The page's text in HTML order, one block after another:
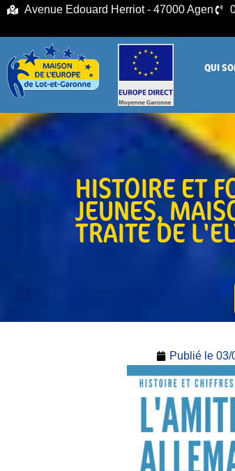
principalAvenue Edouard Herriot - 47000 Agen
QUI
HISTOIRE ET
JEUNES,
TRAITE DE
Publié le 03/